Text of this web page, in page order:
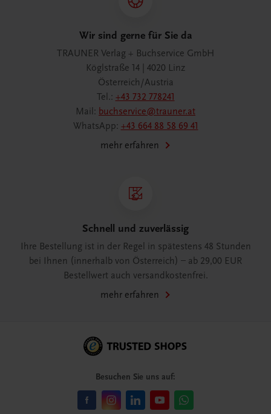
Wir sind gerne für Sie da
TRAUNER Verlag + Buchservice GmbH
Köglstraße 14 | 4020 Linz
Österreich/Austria
Tel.: +43 732 778241
Mail: buchservice@trauner.at
WhatsApp: +43 664 88 58 69 41
mehr erfahren
Schnell und zuverlässig
Ihre Bestellung ist in der Regel in spätestens 48 Stunden
bei Ihnen (innerhalb von Österreich) – ab 29,00 EUR
Bestellwert auch versandkostenfrei.
mehr erfahren
Besuchen Sie uns auf: